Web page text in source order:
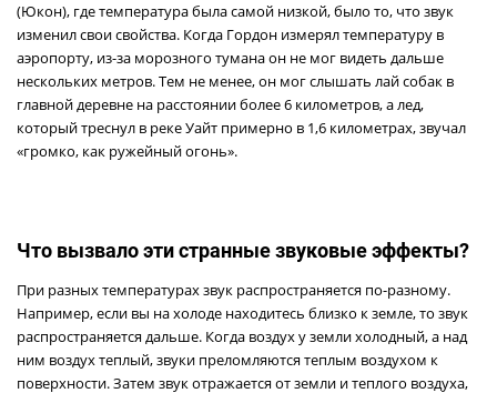
(Юкон), где температура была самой низкой, было то, что звук
изменил свои свойства. Когда Гордон измерял температуру в
аэропорту, из-за морозного тумана он не мог видеть дальше
нескольких метров. Тем не менее, он мог слышать лай собак в
главной деревне на расстоянии более 6 километров, а лед,
который треснул в реке Уайт примерно в 1,6 километрах, звучал
«громко, как ружейный огонь».
Что вызвало эти странные звуковые эффекты?
При разных температурах звук распространяется по-разному.
Например, если вы на холоде находитесь близко к земле, то звук
распространяется дальше. Когда воздух у земли холодный, а над
ним воздух теплый, звуки преломляются теплым воздухом к
поверхности. Затем звук отражается от земли и теплого воздуха,